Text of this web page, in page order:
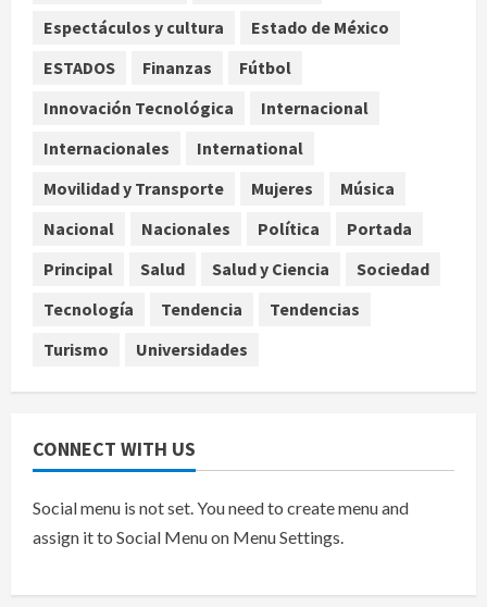
4
Estados Unidos reanuda
aguacate desde México
agosto 8, 2026
Rolex al equipo de Junior H en el
AICM
Espectáculos y cultura
Estado de México
ESTADOS
Finanzas
Fútbol
Innovación Tecnológica
Internacional
Internacionales
International
Movilidad y Transporte
Mujeres
Música
Nacional
Nacionales Política
Portada
Principal
Salud Salud y Ciencia
Sociedad
Tecnología
Tendencia
Tendencias
Turismo
Universidades
CONNECT WITH US
Social menu is not set. You need to create menu and
assign it to Social Menu on Menu Settings.